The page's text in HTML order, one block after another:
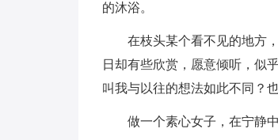
的沐浴。
在枝头某个看不见的地方
日却有些欣赏，愿意倾听，似
叫我与以往的想法如此不同？
做一个素心女子，在宁静